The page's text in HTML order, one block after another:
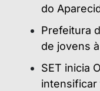
do
Prefeitura
de jovens
SET inicia
intensificar